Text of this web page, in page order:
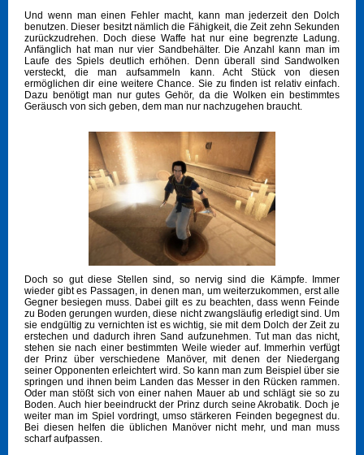
Und wenn man einen Fehler macht, kann man jederzeit den Dolch
benutzen. Dieser besitzt nämlich die Fähigkeit, die Zeit zehn Sekunden
zurückzudrehen. Doch diese Waffe hat nur eine begrenzte Ladung.
Anfänglich hat man nur vier Sandbehälter. Die Anzahl kann man im
Laufe des Spiels deutlich erhöhen. Denn überall sind Sandwolken
versteckt, die man aufsammeln kann. Acht Stück von diesen
ermöglichen dir eine weitere Chance. Sie zu finden ist relativ einfach.
Dazu benötigt man nur gutes Gehör, da die Wolken ein bestimmtes
Geräusch von sich geben, dem man nur nachzugehen braucht.
Doch so gut diese Stellen sind, so nervig sind die Kämpfe. Immer
wieder gibt es Passagen, in denen man, um weiterzukommen, erst alle
Gegner besiegen muss. Dabei gilt es zu beachten, dass wenn Feinde
zu Boden gerungen wurden, diese nicht zwangsläufig erledigt sind. Um
sie endgültig zu vernichten ist es wichtig, sie mit dem Dolch der Zeit zu
erstechen und dadurch ihren Sand aufzunehmen. Tut man das nicht,
stehen sie nach einer bestimmten Weile wieder auf. Immerhin verfügt
der Prinz über verschiedene Manöver, mit denen der Niedergang
seiner Opponenten erleichtert wird. So kann man zum Beispiel über sie
springen und ihnen beim Landen das Messer in den Rücken rammen.
Oder man stößt sich von einer nahen Mauer ab und schlägt sie so zu
Boden. Auch hier beeindruckt der Prinz durch seine Akrobatik. Doch je
weiter man im Spiel vordringt, umso stärkeren Feinden begegnest du.
Bei diesen helfen die üblichen Manöver nicht mehr, und man muss
scharf aufpassen.